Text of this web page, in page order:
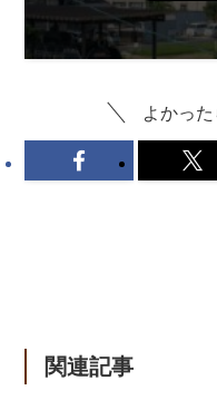
よかっ
関連記事